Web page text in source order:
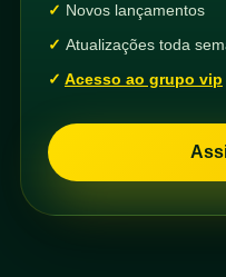
Novos lançamentos
Atualizações toda
Acesso ao grupo vip